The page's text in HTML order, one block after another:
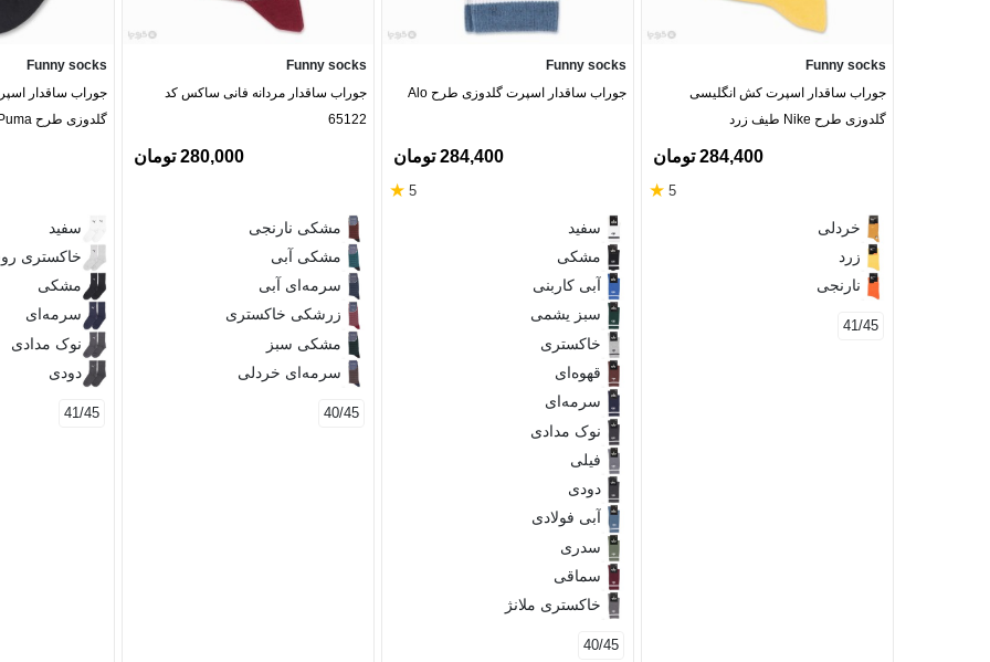
Funny socks
جوراب ساقدار اسپرت کش انگلیسی
گلدوزی طرح Nike طیف زرد
284,400 تومان
5
★
خردلی
زرد
نارنجی
41/45
Funny socks
جوراب ساقدار اسپرت گلدوزی طرح Alo
284,400 تومان
5
★
سفید
مشکی
آبی کاربنی
سبز یشمی
خاکستری
قهوه‌ای
سرمه‌ای
نوک مدادی
فیلی
دودی
آبی فولادی
سدری
سماقی
خاکستری ملانژ
40/45
Funny socks
جوراب ساقدار مردانه فانی ساکس کد
65122
280,000 تومان
مشکی نارنجی
مشکی آبی
سرمه‌ای آبی
زرشکی خاکستری
مشکی سبز
سرمه‌ای خردلی
40/45
Funny socks
جوراب ساقدار
گلدوزی طرح Puma
سفید
خاکستری
مشکی
سرمه‌ای
نوک مدادی
دودی
41/45